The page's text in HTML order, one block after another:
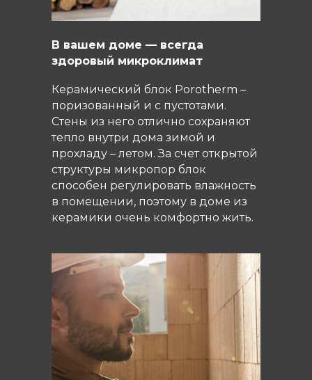
В вашем доме — всегда
здоровый микроклимат
Керамический блок Porotherm –
поризованный и с пустотами.
Стены из него отлично сохраняют
тепло внутри дома зимой и
прохладу – летом. За счет открытой
структуры микропор блок
способен регулировать влажность
в помещении, поэтому в доме из
керамики очень комфортно жить.